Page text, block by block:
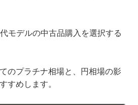
モデルの中古品購入を選択する
のプラチナ相場と、円相場の影
すめします。